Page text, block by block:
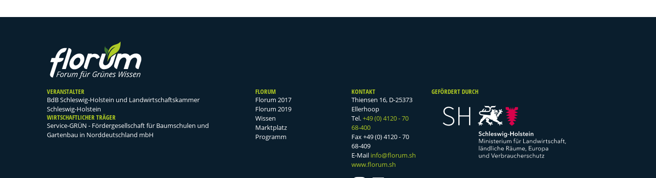
VERANSTALTER
BdB Schleswig-Holstein und Landwirtschaftskammer
Schleswig-Holstein
WIRTSCHAFTLICHER TRÄGER
Service-GRÜN - Fördergesellschaft für Baumschulen und
Gartenbau in Norddeutschland mbH
FLORUM
Florum 2017
Florum 2019
Wissen
Marktplatz
Programm
KONTAKT
Thiensen 16, D-25373
Ellerhoop
Tel.+49 (0) 4120 - 70
68-400
Fax +49 (0) 4120 - 70
68-409
E-Mail info@florum.sh
www.florum.sh
GEFÖRDERT DURCH